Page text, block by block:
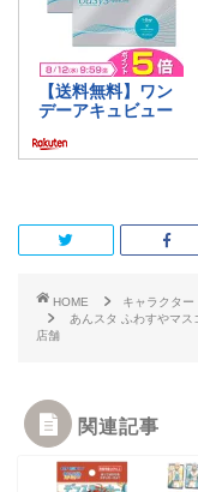
HOME キャラクター
あんスタ ふわすやマ
店舗
関連記事